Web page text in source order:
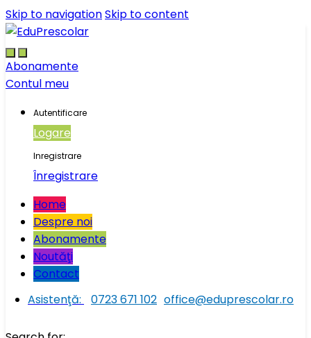
Skip to navigationSkip to content
Abonamente
Contul meu
Autentificare
Logare
Inregistrare
Înregistrare
Home
Despre noi
Abonamente
Noutăţi
Contact
Asistenţă:
0723 671 102 office@eduprescolar.ro